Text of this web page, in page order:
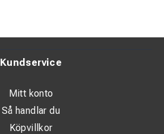
Kundservice
Mitt konto
Så handlar du
Köpvillkor